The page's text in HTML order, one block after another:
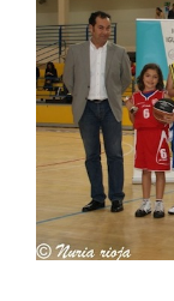
más
grande